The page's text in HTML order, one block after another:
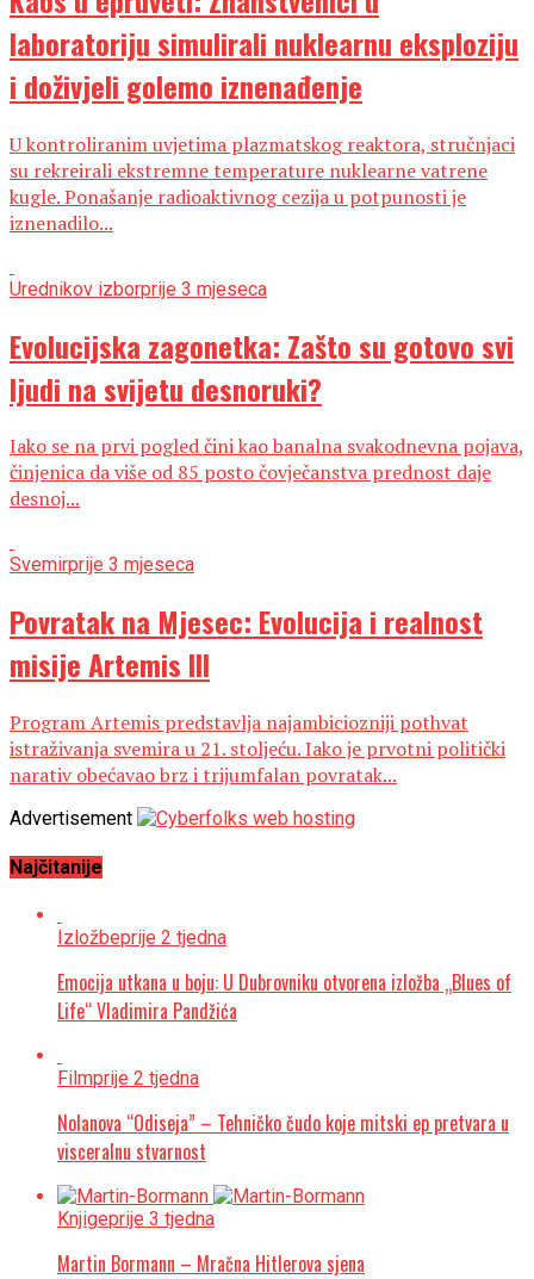
laboratoriju simulirali nuklearnu eksploziju
i doživjeli golemo iznenađenje
U kontroliranim uvjetima plazmatskog reaktora, stručnjaci
su rekreirali ekstremne temperature nuklearne vatrene
kugle. Ponašanje radioaktivnog cezija u potpunosti je
iznenadilo...
Urednikov izborprije 3 mjeseca
Evolucijska zagonetka: Zašto su gotovo svi
ljudi na svijetu desnoruki?
Iako se na prvi pogled čini kao banalna svakodnevna pojava,
činjenica da više od 85 posto čovječanstva prednost daje
desnoj...
Svemirprije 3 mjeseca
Povratak na Mjesec: Evolucija i realnost
misije Artemis III
Program Artemis predstavlja najambiciozniji pothvat
istraživanja svemira u 21. stoljeću. Iako je prvotni politički
narativ obećavao brz i trijumfalan povratak...
Advertisement
Najčitanije
Izložbeprije 2 tjedna
Emocija utkana u boju: U Dubrovniku otvorena izložba „Blues of
Life“ Vladimira Pandžića
Filmprije 2 tjedna
Nolanova “Odiseja” – Tehničko čudo koje mitski ep pretvara u
visceralnu stvarnost
Knjigeprije 3 tjedna
Martin Bormann – Mračna Hitlerova sjena